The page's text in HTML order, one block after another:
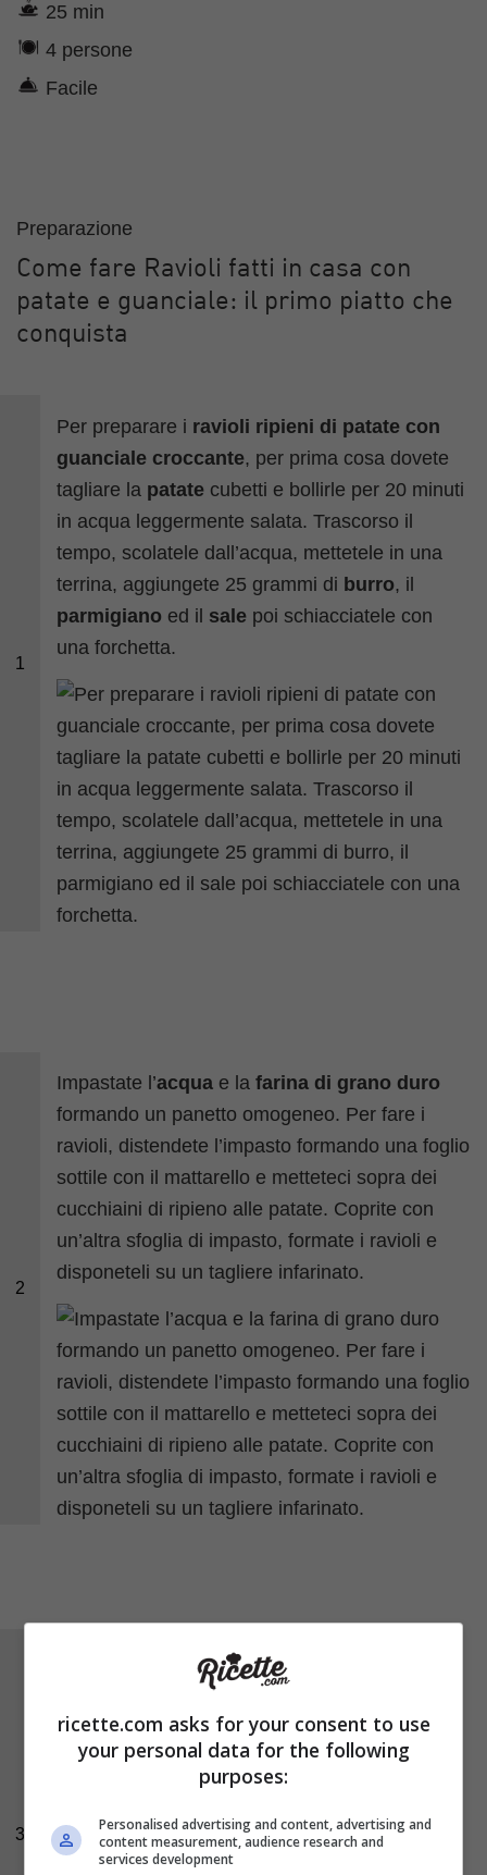
25 min
4 persone
Facile
Preparazione
Come fare Ravioli fatti in casa con
patate e guanciale: il primo piatto che
conquista
1
Per preparare i ravioli ripieni di patate con
guanciale croccante, per prima cosa dovete
tagliare la patate cubetti e bollirle per 20 minuti
in acqua leggermente salata. Trascorso il
tempo, scolatele dall’acqua, mettetele in una
terrina, aggiungete 25 grammi di burro, il
parmigiano ed il sale poi schiacciatele con
una forchetta.
2
Impastate l’acqua e lafarina di grano duro
formando un panetto omogeneo. Per fare i
ravioli, distendete l’impasto formando una foglio
sottile con il mattarello e metteteci sopra dei
cucchiaini di ripieno alle patate. Coprite con
un’altra sfoglia di impasto, formate i ravioli e
disponeteli su un tagliere infarinato.
3
guancialein un pentolino con 50
e fatelo soffriggere fino a
renderlo croccante, verso metà cottura
aggiungete anche lasalviatagliata a
pezzettini. Cuocete per circa 5 minuti i ravioli in
acqua salata e poi conditeli con il guanciale.
ricette.com asks for your consent to use
your personal data for the following
purposes:
Personalised advertising and content, advertising and
content measurement, audience research and
services development